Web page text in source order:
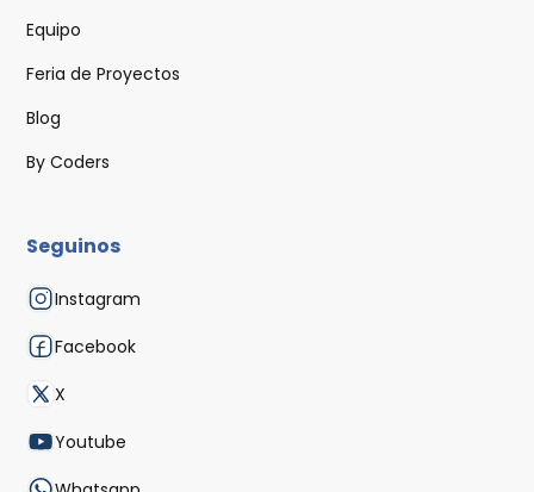
Equipo
Feria de Proyectos
Blog
By Coders
Seguinos
Instagram
Facebook
X
Youtube